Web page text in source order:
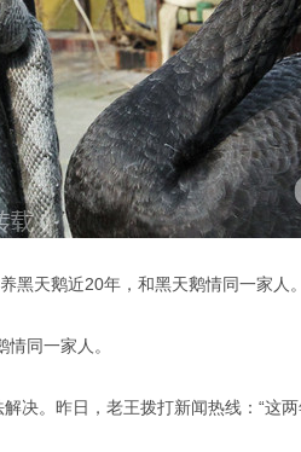
天鹅近20年，和黑天鹅情同一家人
同一家人。
决。昨日，老王拨打新闻热线：“这